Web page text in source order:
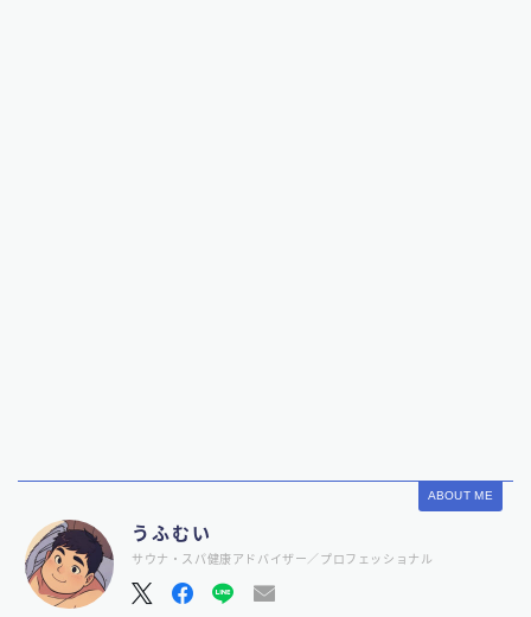
ABOUT ME
うふむい
サウナ・スパ健康アドバイザー／プロフェッショナル